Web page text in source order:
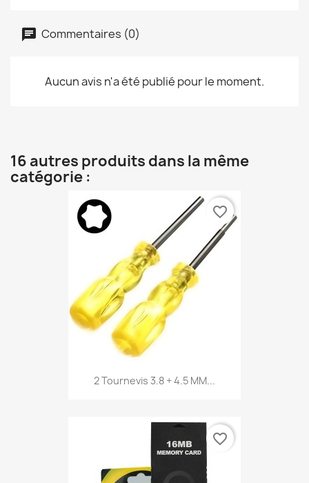
Commentaires (0)
Aucun avis n'a été publié pour le moment.
16 autres produits dans la même
catégorie :
2 Tournevis 3.8 + 4.5 MM...
favorite_border
favorite_border